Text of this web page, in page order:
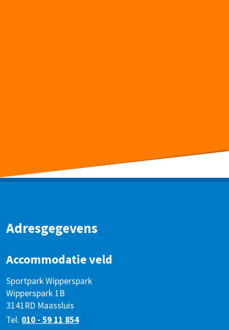
Adresgegevens
Accommodatie veld
Sportpark Wipperspark
Wipperspark 1B
3141RD Maassluis
Tel. 010 - 59 11 854